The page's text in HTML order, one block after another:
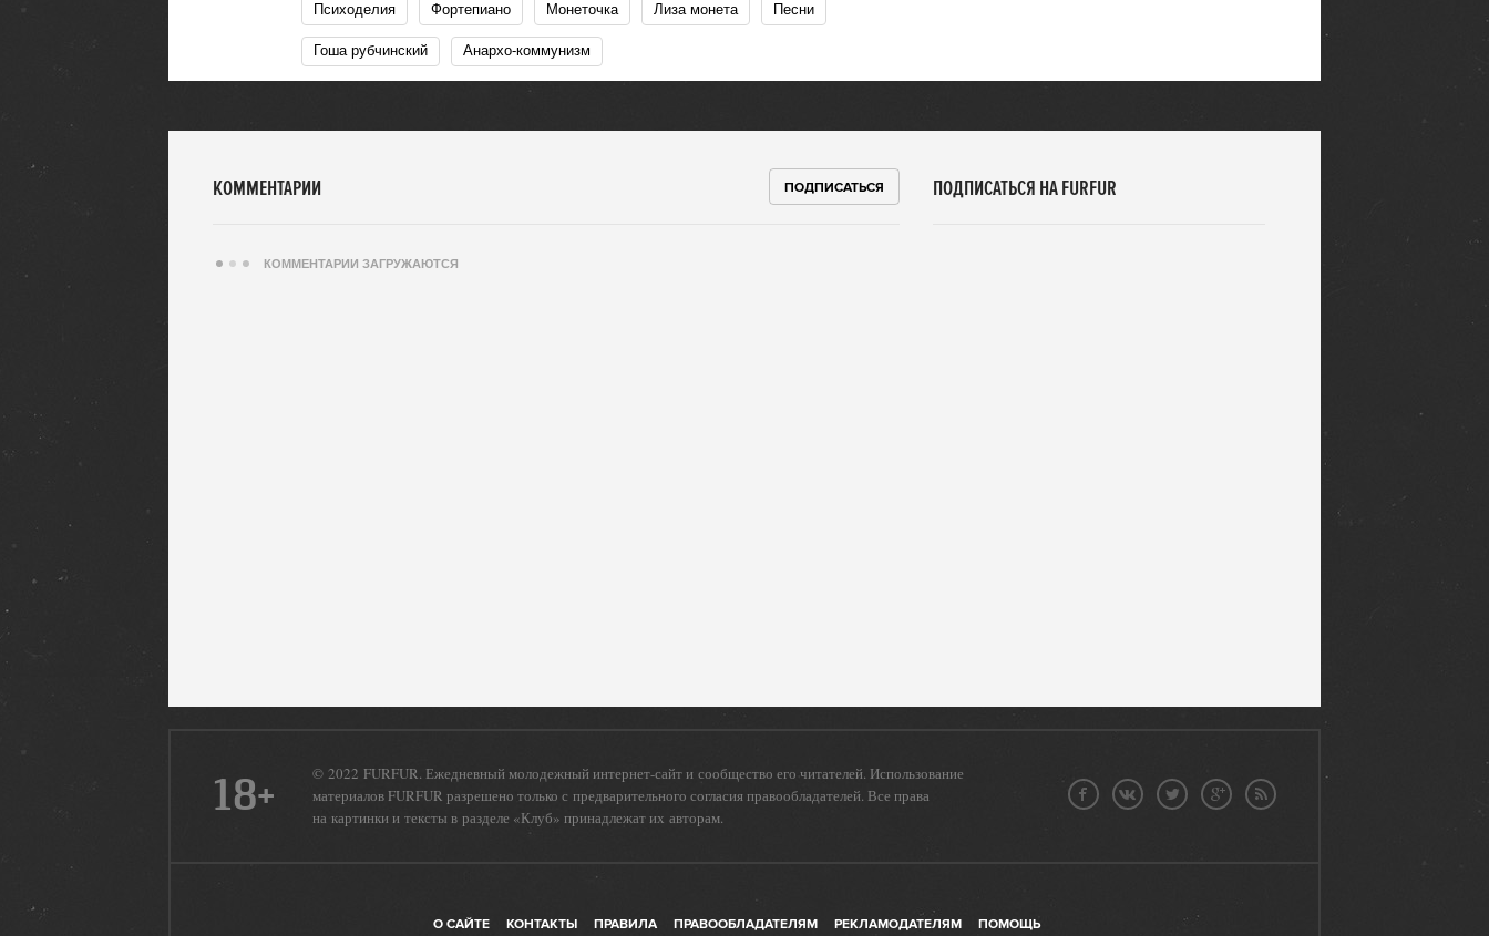
Психоделия Фортепиано Монеточка Лиза монета Песни
Гоша рубчинский Анархо-коммунизм
КОММЕНТАРИИ ПОДПИСАТЬСЯ
КОММЕНТАРИИ ЗАГРУЖАЮТСЯ
ПОДПИСАТЬСЯ НА FURFUR
18+
© 2022 FURFUR. Ежедневный молодежный интернет-сайт и сообщество его читателей. Использование
материалов FURFUR разрешено только с предварительного согласия правообладателей. Все права
на картинки и тексты в разделе «Клуб» принадлежат их авторам.
О САЙТЕ КОНТАКТЫ ПРАВИЛА ПРАВООБЛАДАТЕЛЯМ РЕКЛАМОДАТЕЛЯМ ПОМОЩЬ